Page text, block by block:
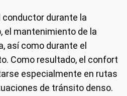
durante la
el mantenimiento de la
así como durante el
Como resultado, el confort
especialmente en rutas
de tránsito denso.